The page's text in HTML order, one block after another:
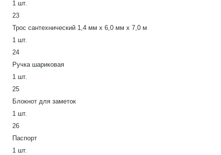
1 шт.
23
Трос сантехнический 1,4 мм х 6,0 мм х 7,0 м
1 шт.
24
Ручка шариковая
1 шт.
25
Блокнот для заметок
1 шт.
26
Паспорт
1 шт.